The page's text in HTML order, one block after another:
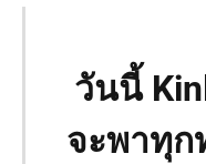
วันนี้
จะพาทุ